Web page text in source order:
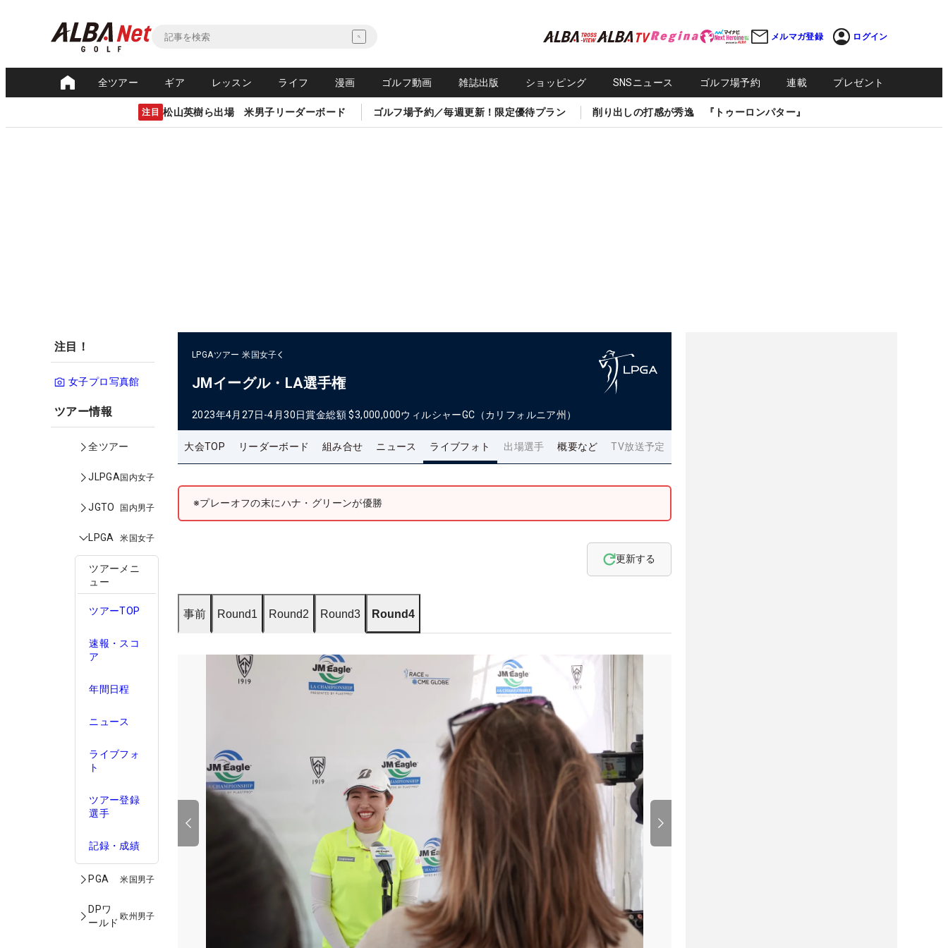
メルマガ登録 ログイン
全ツアー ギア レッスン ライフ 漫画 ゴルフ動画 雑誌出版 ショッピング SNSニュース ゴルフ場予約 連載 プレゼント
注目 松山英樹ら出場 米男子リーダーボード ゴルフ場予約／毎週更新！限定優待プラン 削り出しの打感が秀逸 『トゥーロンパター』
注目！
女子プロ写真館
ツアー情報
全ツアー
JLPGA国内女子
JGTO 国内男子
LPGA 米国女子
ツアーメニ
ュー
ツアーTOP
速報・スコ
ア
年間日程
ニュース
ライブフォ
ト
ツアー登録
選手
記録・成績
PGA 米国男子
DPワ
ールド
欧州男子
LPGAツアー 米国女子
JMイーグル・LA選手権
2023年4月27日-4月30日賞金総額 $3,000,000ウィルシャーGC（カリフォルニア州）
大会TOP リーダーボード 組み合せ ニュース ライブフォト 出場選手 概要など TV放送予定
※プレーオフの末にハナ・グリーンが優勝
更新する
事前 Round1 Round2 Round3 Round4